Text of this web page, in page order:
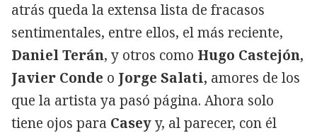
atrás queda la extensa lista de fracasos
sentimentales, entre ellos, el más reciente,
Daniel Terán, y otros como Hugo Castejón,
Javier Conde o Jorge Salati, amores de los
que la artista ya pasó página. Ahora solo
tiene ojos para Caseyy, al parecer, con él